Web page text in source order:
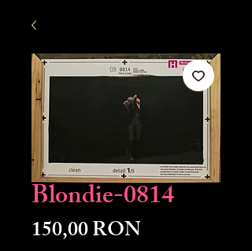
Blondie-0814
150,00 RONPreț